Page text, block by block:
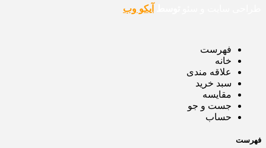
آیکو وب
فهرست
خانه
علاقه مندی
سبد خرید
مقایسه
جست و جو
حساب
فهرست